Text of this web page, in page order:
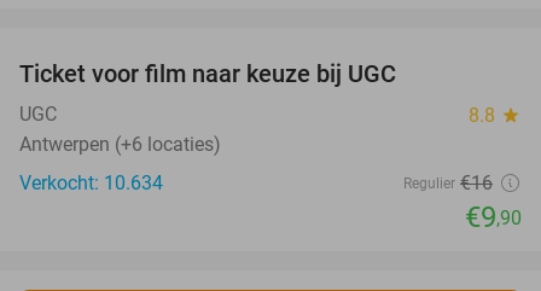
Ticket voor film naar keuze bij UGC
UGC 8.8 star
Antwerpen (+6 locaties)
Verkocht: 10.634
Regulier €16
€9,90